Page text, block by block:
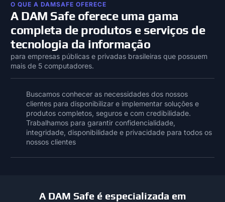
O QUE A DAMSAFE OFERECE
A DAM Safe oferece uma gama
completa de produtos e serviços de
tecnologia da informação
para empresas públicas e privadas brasileiras que possuem
mais de 5 computadores.
Buscamos conhecer as necessidades dos nossos
clientes para disponibilizar e implementar soluções e
produtos completos, seguros e com credibilidade.
Trabalhamos para garantir confidencialidade,
integridade, disponibilidade e privacidade para todos os
nossos clientes
A DAM Safe é especializada em